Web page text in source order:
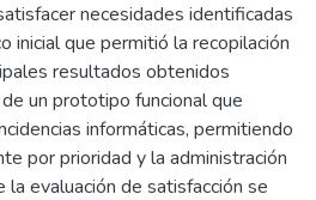
necesidades identificadas
inicial que permitió la recopilación
resultados obtenidos
un prototipo funcional que
informáticas, permitiendo
por prioridad y la administración
evaluación de satisfacción se